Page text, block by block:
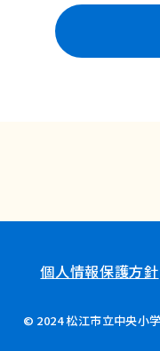
個人情報保護方針
© 2024 松江市立中央小